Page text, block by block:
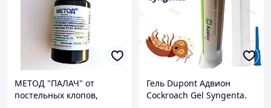
МЕТОД "ПАЛАЧ" от
постельных клопов,
Гель Dupont Адвион
Cockroach Gel Syngenta.